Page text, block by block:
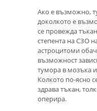
Ако е възможно,
доколкото е
се провежда
степента на СЗО
астроцитоми
възможност
тумора в мозъка
Колкото по-ясно
здрава тъкан,
оперира.